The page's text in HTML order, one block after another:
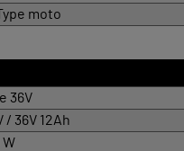
moto
36V
/ 36V 12Ah
W